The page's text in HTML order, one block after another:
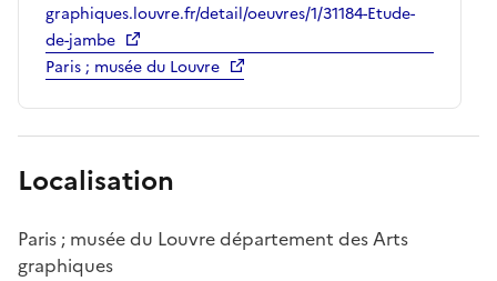
graphiques.louvre.fr/detail/oeuvres/1/31184-Etude-
de-jambe
Paris ; musée du Louvre
Localisation
Paris ; musée du Louvre département des Arts
graphiques